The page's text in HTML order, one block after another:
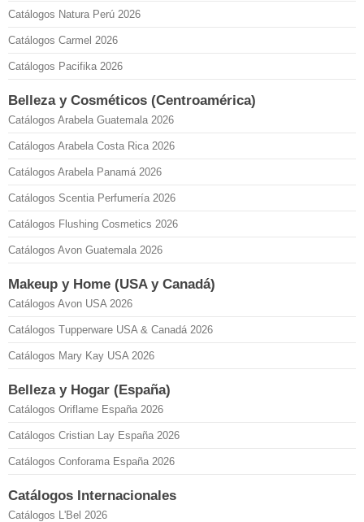
Catálogos Natura Perú 2026
Catálogos Carmel 2026
Catálogos Pacifika 2026
Belleza y Cosméticos (Centroamérica)
Catálogos Arabela Guatemala 2026
Catálogos Arabela Costa Rica 2026
Catálogos Arabela Panamá 2026
Catálogos Scentia Perfumería 2026
Catálogos Flushing Cosmetics 2026
Catálogos Avon Guatemala 2026
Makeup y Home (USA y Canadá)
Catálogos Avon USA 2026
Catálogos Tupperware USA & Canadá 2026
Catálogos Mary Kay USA 2026
Belleza y Hogar (España)
Catálogos Oriflame España 2026
Catálogos Cristian Lay España 2026
Catálogos Conforama España 2026
Catálogos Internacionales
Catálogos L'Bel 2026